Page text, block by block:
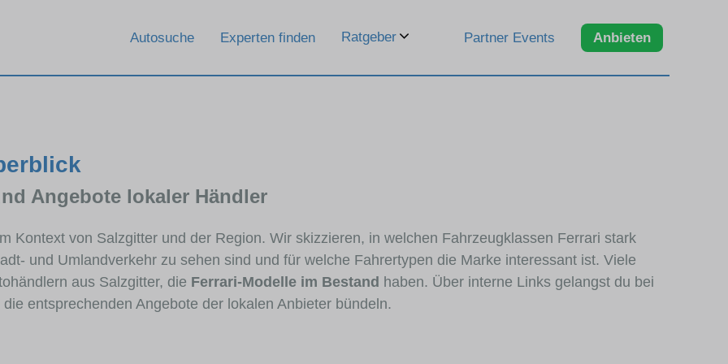
Autosuche Experten finden Ratgeber Partner Events Anbieten
Angebote lokaler Händler
Kontext von Salzgitter und der Region. Wir skizzieren, in welchen Fahrzeugklassen Ferrari stark
und Umlandverkehr zu sehen sind und für welche Fahrertypen die Marke interessant ist. Viele
aus Salzgitter, die Ferrari-Modelle im Bestand haben. Über interne Links gelangst du bei
die entsprechenden Angebote der lokalen Anbieter bündeln.